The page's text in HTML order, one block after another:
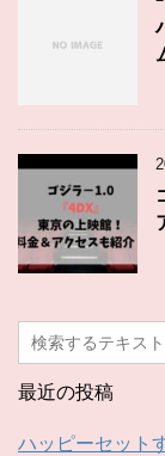
最近の投稿
ハッピーセット